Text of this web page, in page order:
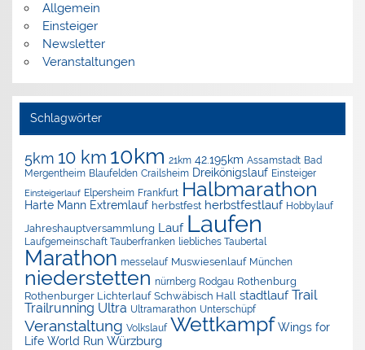
Allgemein
Einsteiger
Newsletter
Veranstaltungen
Schlagwörter
5km 10 km 10km 21km 42.195km Assamstadt Bad
Mergentheim Blaufelden Crailsheim Dreikönigslauf Einsteiger
Einsteigerlauf Elpersheim Frankfurt Halbmarathon
Harte Mann Extremlauf herbstfest herbstfestlauf Hobbylauf
Jahreshauptversammlung Lauf Laufen
Laufgemeinschaft Tauberfranken liebliches Taubertal
Marathon messelauf Muswiesenlauf München
niederstetten nürnberg Rodgau Rothenburg
Rothenburger Lichterlauf Schwäbisch Hall stadtlauf Trail
Trailrunning Ultra Ultramarathon Unterschüpf
Veranstaltung Volkslauf Wettkampf Wings for
Life World Run Würzburg